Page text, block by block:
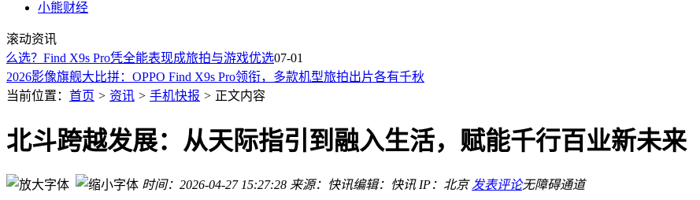
小熊财经
滚动资讯
？Find X9s Pro凭全能表现成旅拍与游戏优选07-01
宁波二手手机选购指南：八年从业者揭秘实力平台，教你避开陷阱选好机
2026年户外通勤拍照手机怎么选？Find X9s Pro领衔多款旗舰机型深度评测
2026影像旗舰大比拼：OPPO Find X9s Pro领衔，多款机型旅拍出片各有千秋
选可远程管控学生手机别盲目！关键看规则能否切实落地执行
三千元档游戏利器！红米K90至尊版风冷双芯大电池，手游玩家暑期换机优选
技术赋能高端突围 全球化深耕 江淮汽车2026年品牌价值再攀新高峰
中国空调“精准卡BUG”热销欧洲，创新设计打开市场新局面
苹果首款折叠机iPhone Ultra机模亮相，独特设计或引领新潮流
当前位置： 首页 > 资讯 > 手机快报 > 正文内容
北斗跨越发展：从天际指引到融入生活，赋能千行百业新未来
时间：2026-04-27 15:27:28 来源：快讯编辑：快讯 IP：北京 发表评论无障碍通道